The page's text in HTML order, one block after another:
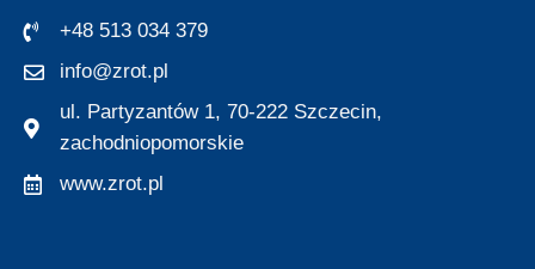
+48 513 034 379
info@zrot.pl
ul. Partyzantów 1, 70-222 Szczecin,
zachodniopomorskie
www.zrot.pl